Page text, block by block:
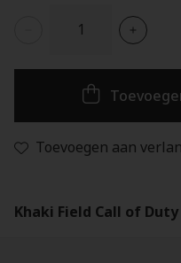
Toevoegen aan